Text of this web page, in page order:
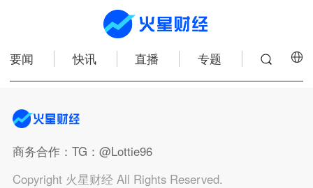
要闻 快讯 直播 专题
商务合作：TG：@Lottie96
Copyright 火星财经 All Rights Reserved.